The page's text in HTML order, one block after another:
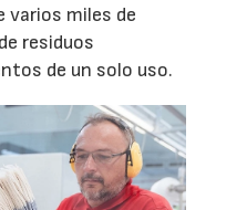
varios miles de
residuos
de un solo uso.